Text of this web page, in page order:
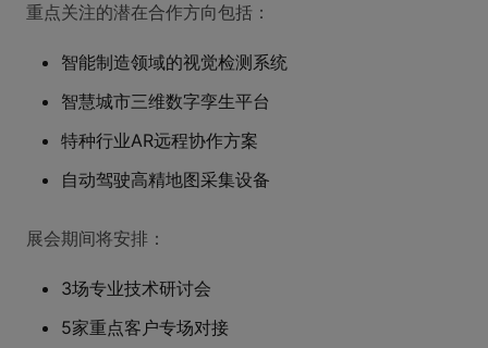
重点关注的潜在合作方向包括：
智能制造领域的视觉检测系统
智慧城市三维数字孪生平台
特种行业AR远程协作方案
自动驾驶高精地图采集设备
展会期间将安排：
3场专业技术研讨会
5家重点客户专场对接